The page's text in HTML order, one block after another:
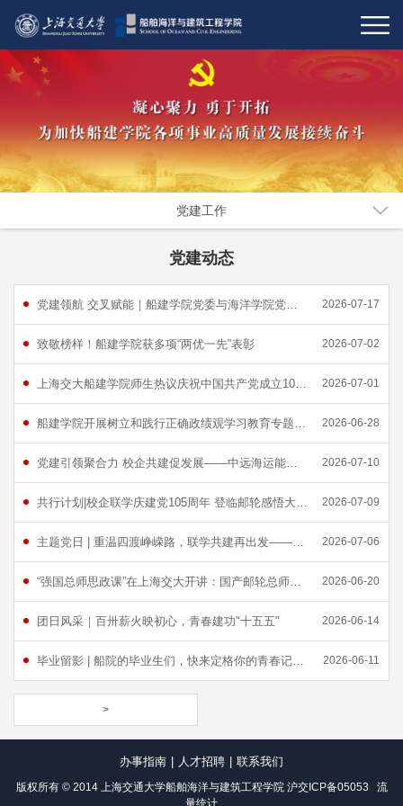
党建工作
党建动态
党建领航 交叉赋能｜船建学院党委与海洋学院党委开展党建共建活动 2026-07-17
致敬榜样！船建学院获多项“两优一先”表彰 2026-07-02
上海交大船建学院师生热议庆祝中国共产党成立105周年大会 2026-07-01
船建学院开展树立和践行正确政绩观学习教育专题辅导报告会 2026-06-28
党建引领聚合力 校企共建促发展——中远海运能源所属党支部与船建学院开展党支部共建交流 2026-07-10
共行计划|校企联学庆建党105周年 登临邮轮感悟大国重器 2026-07-09
主题党日 | 重温四渡峥嵘路，联学共建再出发——船建学院联合计算机学院、浦江国际学院学生党支部开展红色观影活动 2026-07-06
“强国总师思政课”在上海交大开讲：国产邮轮总师与青年学子共话深蓝报国 2026-06-20
团日风采｜百卅薪火映初心，青春建功"十五五" 2026-06-14
毕业留影 | 船院的毕业生们，快来定格你的青春记忆！ 2026-06-11
>
办事指南 | 人才招聘 | 联系我们
版权所有 © 2014 上海交通大学船舶海洋与建筑工程学院 沪交ICP备05053
流
量统计